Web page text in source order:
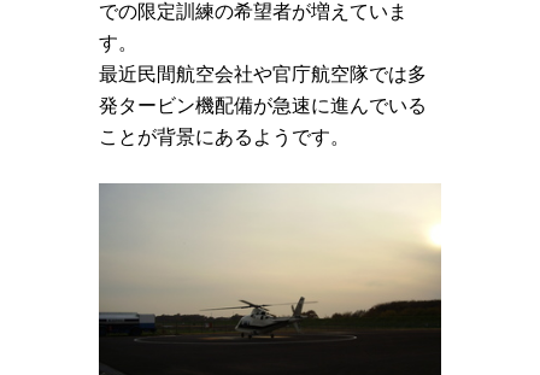
での限定訓練の希望者が増えていま
す。
最近民間航空会社や官庁航空隊では多
発タービン機配備が急速に進んでいる
ことが背景にあるようです。